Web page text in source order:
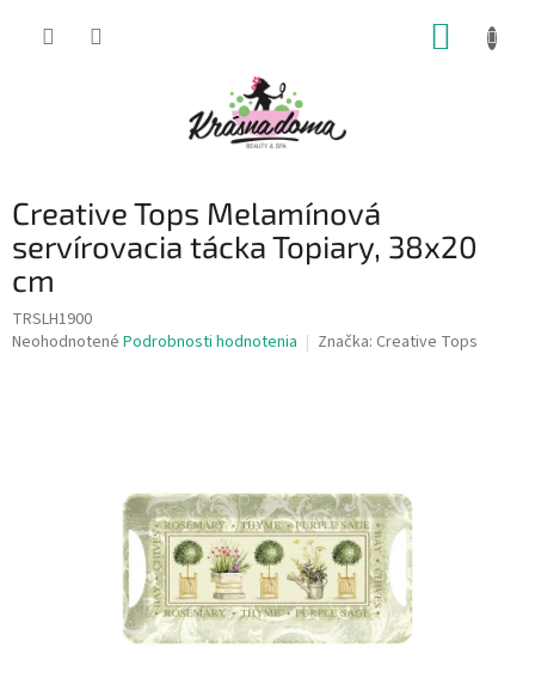
Creative Tops Melamínová
servírovacia tácka Topiary, 38x20
cm
TRSLH1900
Priemerné
Neohodnotené Podrobnosti hodnotenia Značka: Creative Tops